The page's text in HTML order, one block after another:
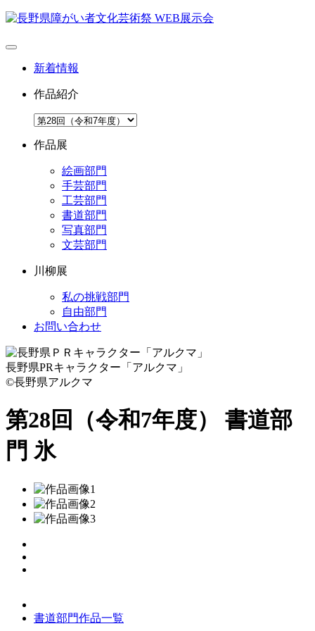
新着情報
作品紹介
作品展
絵画部門
手芸部門
工芸部門
書道部門
写真部門
文芸部門
川柳展
私の挑戦部門
自由部門
お問い合わせ
長野県PRキャラクター「アルクマ」
©長野県アルクマ
第28回（令和7年度） 書道部
門 氷
書道部門作品一覧